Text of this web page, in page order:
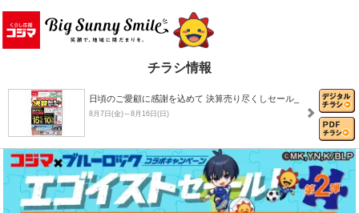
チラシ情報
日頃のご愛顧に感謝を込めて 決算売り尽くしセール_
8月7日(金)～8月16日(日)
8月おすすめチラシ
8月1日(土)～8月31日(月)